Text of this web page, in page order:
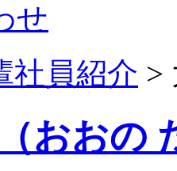
せ
社員紹介 >
おおの